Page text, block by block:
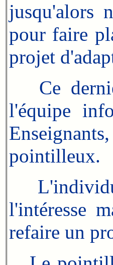
jusqu'alors
pour faire
projet
Ce
l'équipe
pointilleux.
l'intéresse
refaire un